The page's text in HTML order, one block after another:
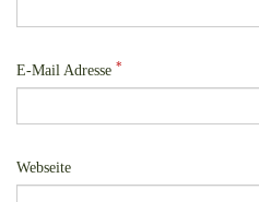
E-Mail Adresse *
Webseite